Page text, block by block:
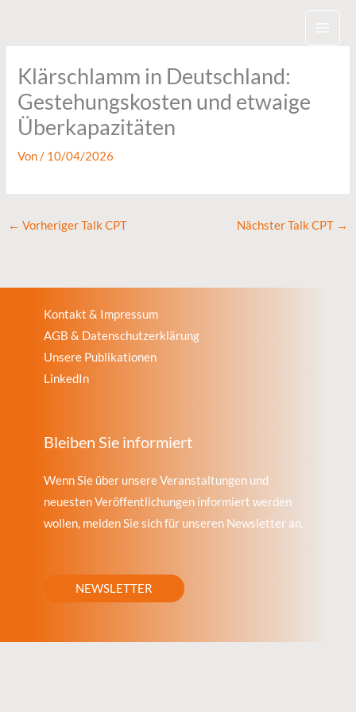
Klärschlamm in Deutschland:
Gestehungskosten und etwaige
Überkapazitäten
Von/ 10/04/2026
← Vorheriger Talk CPT Nächster Talk CPT →
Kontakt & Impressum
AGB & Datenschutzerklärung
Unsere Publikationen
LinkedIn
Bleiben Sie informiert
Wenn Sie über unsere Veranstaltungen und
neuesten Veröffentlichungen informiert werden
wollen, melden Sie sich für unseren Newsletter an.
NEWSLETTER